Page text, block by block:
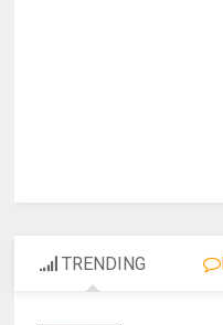
TRENDING